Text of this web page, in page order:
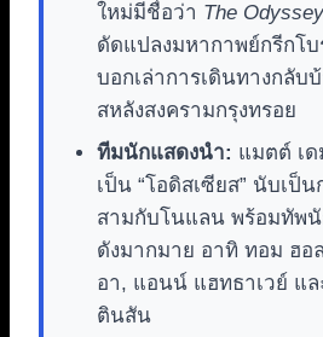
ใหม่มีชื่อว่า The Odyssey
ดัดแปลงมหากาพย์กรีกโ
บอกเล่าการเดินทางกลับ
สหลังสงครามกรุงทรอย
ทีมนักแสดงนำ: แมตต์ เ
เป็น “โอดิสเซียส” นับเป็
สามกับโนแลน พร้อมทัพ
ดังมากมาย อาทิ ทอม ฮอ
อา, แอนน์ แฮทธาเวย์ แล
ตินสัน